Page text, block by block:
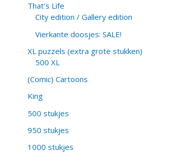
That's Life
City edition / Gallery edition
Vierkante doosjes: SALE!
XL puzzels (extra grote stukken)
500 XL
(Comic) Cartoons
King
500 stukjes
950 stukjes
1000 stukjes